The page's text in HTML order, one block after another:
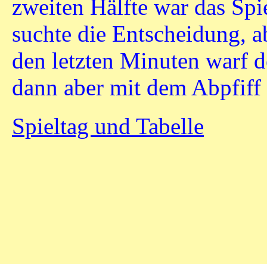
zweiten Hälfte war das
suchte die Entscheidung,
den letzten Minuten warf
dann aber mit dem Abpfiff
Spieltag und Tabelle